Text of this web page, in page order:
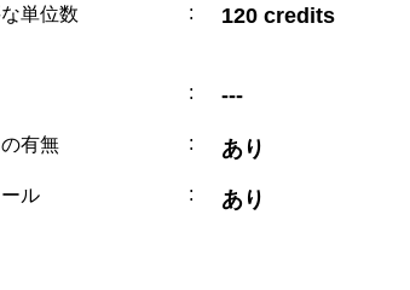
単位数 : 120 credits
: ---
有無 : あり
ル : あり